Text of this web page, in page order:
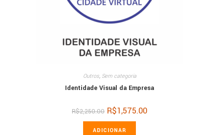
Outros, Sem categoria
Identidade Visual da Empresa
R$2,250.00 O
preço
original
era:
R$1,575.00O
ADICIONAR